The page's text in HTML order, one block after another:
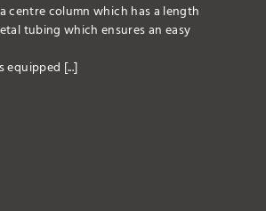
centre column which has a length
tubing which ensures an easy
equipped [...]